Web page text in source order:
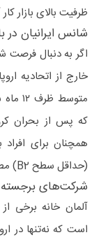
ظرفیت بالای بازار
شانس ایرانیان در
اگر به دنبال فرصت
خارج از اتحادیه
همچنان برای
(حداقل سطح B2) مطلوب است.
شرکت‌های
آلمان خانه برخی
است که نه‌تنها در